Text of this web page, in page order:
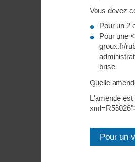
Vous devez
Pour un 2
Pour une
groux.fr/
brise
Quelle
L'amende est
Pour un